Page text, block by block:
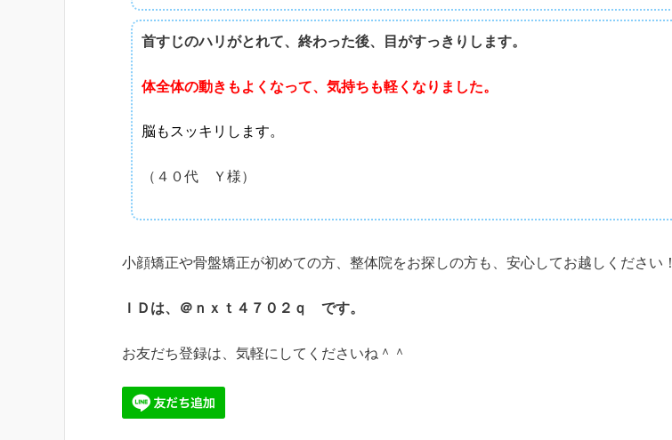
首すじのハリがとれて、終わった後、目がすっきりします。
体全体の動きもよくなって、気持ちも軽くなりました。
脳もスッキリします。
（４０代 Ｙ様）
小顔矯正や骨盤矯正が初めての方、整体院をお探しの方も、安心してお越しください！
ＩＤは、＠ｎｘｔ４７０２ｑ です。
お友だち登録は、気軽にしてくださいね＾＾